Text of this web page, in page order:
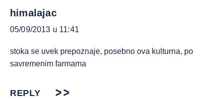
himalajac
05/09/2013 u 11:41
stoka se uvek prepoznaje, posebno ova kulturna, po
savremenim farmama
REPLY